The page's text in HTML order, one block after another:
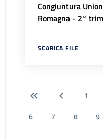
Congiuntura
Romagna - 2°
SCARICA FILE
1
6
7 8 9